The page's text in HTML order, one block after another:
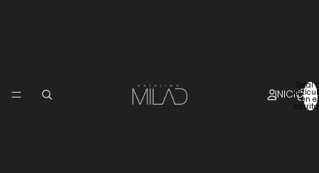
INICIO
Total
en el